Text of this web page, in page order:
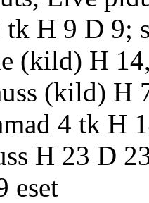
H 9 D 9;
(kild) H
(kild) H
4 tk H
H 23 D
eset